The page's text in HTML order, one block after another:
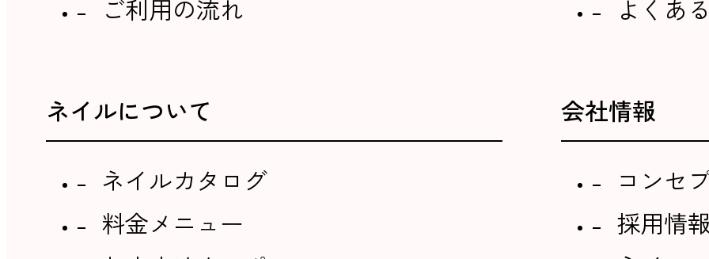
ご利用の流れ
よくあ
ネイルについて
ネイルカタログ
料金メニュー
会社情報
コンセ
採用情